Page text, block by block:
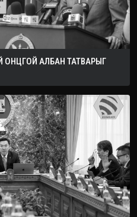
ОНЦГОЙ АЛБАН ТАТВАРЫГ